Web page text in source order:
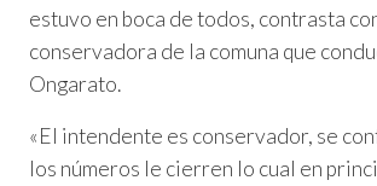
estuvo en boca de todos, contrasta
conservadora de la comuna que
Ongarato.
«El intendente es conservador, se
los números le cierren lo cual en